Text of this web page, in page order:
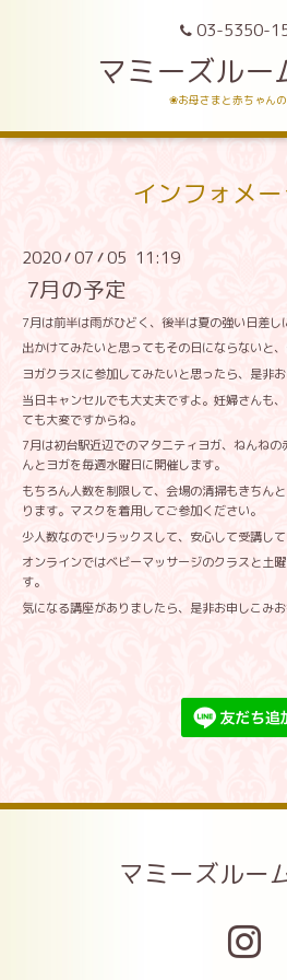
03-5350-
マミーズルー
❀お母さまと赤ちゃん
インフォメ
2020/07 /05 11:19
7月の予定
7月は前半は雨がひどく、後半は夏の強い日差し
出かけてみたいと思ってもその日にならないと
ヨガクラスに参加してみたいと思ったら、是非お
当日キャンセルでも大丈夫ですよ。妊婦さんも
ても大変ですからね。
7月は初台駅近辺でのマタニティヨガ、ねんね
んとヨガを毎週水曜日に開催します。
もちろん人数を制限して、会場の清掃もきちん
ります。マスクを着用してご参加ください。
少人数なのでリラックスして、安心して受講して
オンラインではベビーマッサージのクラスと土
す。
気になる講座がありましたら、是非お申しこみお
マミーズルー